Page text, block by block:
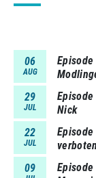
06
AUG
Episode
29
JUL
Episode
Nick
22
JUL
Episode
09
Episode